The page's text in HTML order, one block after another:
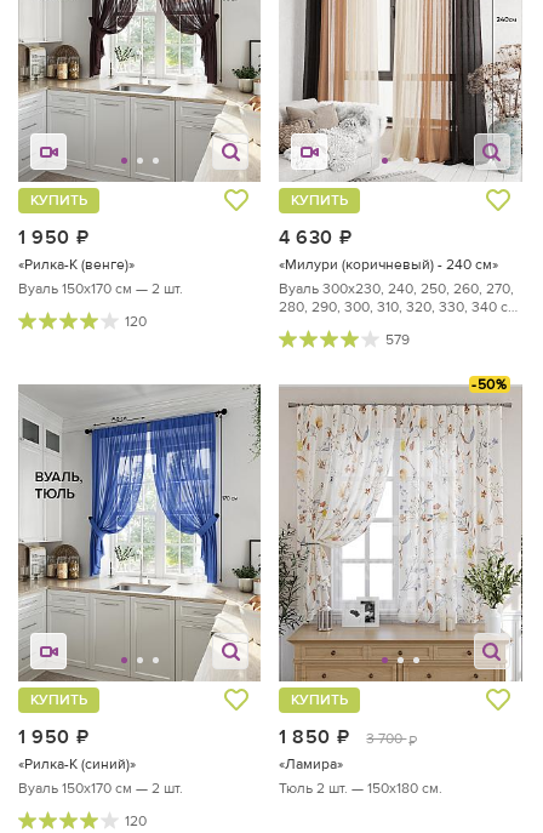
1 950
КУПИТЬ
«Рилка-К (венге)»
Вуаль 150х170 см — 2 шт.
120
4 630
КУПИТЬ
«Милури (коричневый) - 240 см»
Вуаль 300х230, 240, 250, 260, 270,
280, 290, 300, 310, 320, 330, 340 см
579
1 950
КУПИТЬ
«Рилка-К (синий)»
Вуаль 150х170 см — 2 шт.
120
-50%
1 850 руб.
3 700 руб.
КУПИТЬ
«Ламира»
Тюль 2 шт. — 150х180 см.